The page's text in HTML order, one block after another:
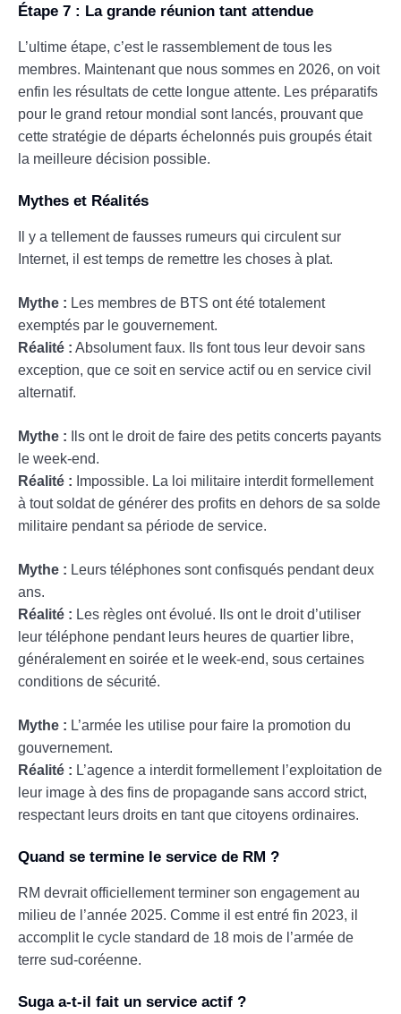
Étape 7 : La grande réunion tant attendue
L’ultime étape, c’est le rassemblement de tous les
membres. Maintenant que nous sommes en 2026, on voit
enfin les résultats de cette longue attente. Les préparatifs
pour le grand retour mondial sont lancés, prouvant que
cette stratégie de départs échelonnés puis groupés était
la meilleure décision possible.
Mythes et Réalités
Il y a tellement de fausses rumeurs qui circulent sur
Internet, il est temps de remettre les choses à plat.
Mythe : Les membres de BTS ont été totalement
exemptés par le gouvernement.
Réalité : Absolument faux. Ils font tous leur devoir sans
exception, que ce soit en service actif ou en service civil
alternatif.
Mythe : Ils ont le droit de faire des petits concerts payants
le week-end.
Réalité : Impossible. La loi militaire interdit formellement
à tout soldat de générer des profits en dehors de sa solde
militaire pendant sa période de service.
Mythe : Leurs téléphones sont confisqués pendant deux
ans.
Réalité : Les règles ont évolué. Ils ont le droit d’utiliser
leur téléphone pendant leurs heures de quartier libre,
généralement en soirée et le week-end, sous certaines
conditions de sécurité.
Mythe : L’armée les utilise pour faire la promotion du
gouvernement.
Réalité : L’agence a interdit formellement l’exploitation de
leur image à des fins de propagande sans accord strict,
respectant leurs droits en tant que citoyens ordinaires.
Quand se termine le service de RM ?
RM devrait officiellement terminer son engagement au
milieu de l’année 2025. Comme il est entré fin 2023, il
accomplit le cycle standard de 18 mois de l’armée de
terre sud-coréenne.
Suga a-t-il fait un service actif ?